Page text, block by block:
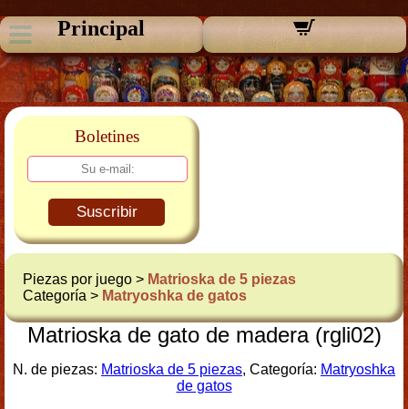
Principal
Boletines
Suscribir
Piezas por juego > Matrioska de 5 piezas
Categoría > Matryoshka de gatos
Matrioska de gato de madera (rgli02)
N. de piezas: Matrioska de 5 piezas, Categoría: Matryoshka
de gatos